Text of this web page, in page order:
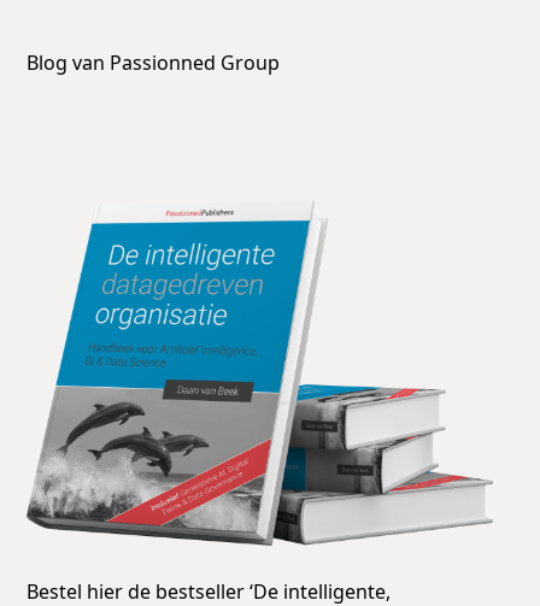
Blog van Passionned Group
Bestel hier de bestseller ‘De intelligente,